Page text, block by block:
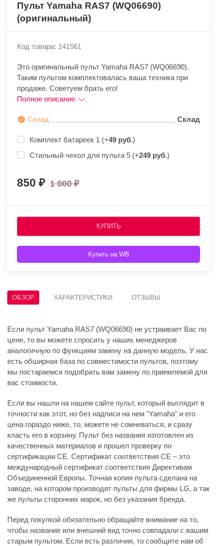
Пульт Yamaha RAS7 (WQ06690)
(оригинальный)
Код товара: 141561
Это оригинальный пульт Yamaha RAS7 (WQ06690).
Таким пультом комплектовалась ваша техника при
продаже. Советуем брать его!
Полное описание
Склад Склад
Комплект батареек 1 (+49 руб.)
Стильный чехол для пульта 5 (+249 руб.)
850 1 000
КУПИТЬ
Купить на WB
ОБЗОР ХАРАКТЕРИСТИКИ ОТЗЫВЫ
Если пульт Yamaha RAS7 (WQ06690) не устраивает Вас по
цене, то вы можете спросить у наших менеджеров
аналогичную по функциям замену на данную модель. У нас
есть обширная база по совместимости пультов, поэтому
мы постараемся подобрать вам замену по приемлемой для
вас стоимости.
Если вы нашли на нашем сайте пульт, который выглядит в
точности как этот, но без надписи на нем "Yamaha" и его
цена гораздо ниже, то, можете не сомневаться, и сразу
класть его в корзину. Пульт без названия изготовлен из
качественных материалов и прошел проверку по
сертификации CE. Сертификат соответствия СЕ – это
международный сертификат соответствия Директивам
Объединенной Европы. Точная копия пульта сделана на
заводе, на котором производят пульты для фирмы LG, а так
же пульты сторонних марок, но без указания бренда.
Перед покупкой обязательно обращайте внимание на то,
чтобы название или внешний вид точно совпадали с вашим
старым пультом. Если есть различия, то сообщите нам об